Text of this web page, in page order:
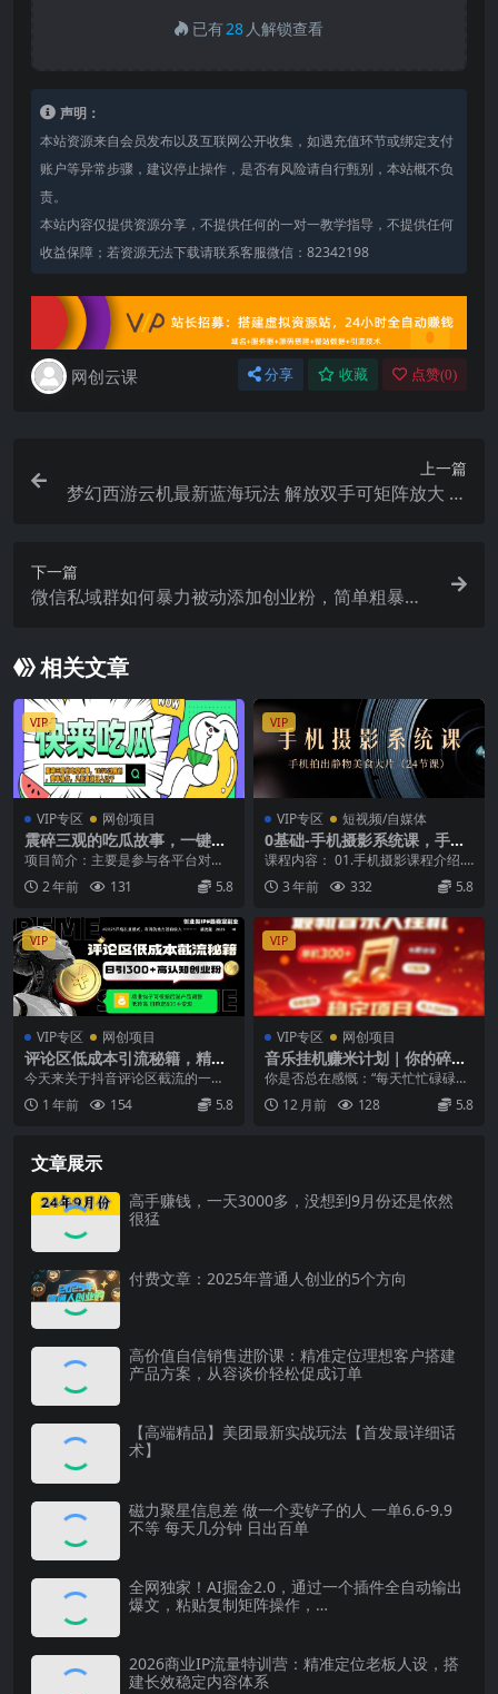
已有28 人解锁查看
声明：
本站资源来自会员发布以及互联网公开收集，如遇充值环节或绑定支付
账户等异常步骤，建议停止操作，是否有风险请自行甄别，本站概不负
责。
本站内容仅提供资源分享，不提供任何的一对一教学指导，不提供任何
收益保障；若资源无法下载请联系客服微信：82342198
网创云课 分享 收藏 点赞(0)
上一篇
梦幻西游云机最新蓝海玩法 解放双手可矩阵放大 轻
下一篇
微信私域群如何暴力被动添加创业粉，简单粗暴，
相关文章
VIP
VIP专区 网创项目
震碎三观的吃瓜故事，一键生
成100%过原创，猎奇八卦赛
道，简单操作日入…
项目简介：主要是参与各平台对创
作者激励的活动，通过发布吸引人
的原创视频获得流量得...
2 年前 131 5.8
VIP
VIP专区 短视频/自媒体
0基础-手机摄影系统课，手机
拍出静物美食大片（24节课）
课程内容： 01.手机摄影课程介绍.
mp4 02.手机拍摄器材介绍.mp4 0
3... 3 年前 332 5.8
VIP
VIP专区 网创项目
评论区低成本引流秘籍，精准
钩子直击用户，单账号日增30
0+创业粉，日稳…
今天来关于抖音评论区截流的一个
25 年最新的方法。那么看过我课程
的人应该都知道...
1 年前 154 5.8
VIP
VIP专区 网创项目
音乐挂机赚米计划｜你的碎片
时间，正在变成「流动的收
益」
你是否总在感慨：“每天忙忙碌碌，
却找不到靠谱的副业？” 上班摸鱼、
午休空隙、通勤...
12 月前 128 5.8
文章展示
高手赚钱，一天3000多，没想到9月份还是依然
很猛
付费文章：2025年普通人创业的5个方向
高价值自信销售进阶课：精准定位理想客户搭建
产品方案，从容谈价轻松促成订单
【高端精品】美团最新实战玩法【首发最详细话
术】
磁力聚星信息差 做一个卖铲子的人 一单6.6-9.9
不等 每天几分钟 日出百单
全网独家！AI掘金2.0，通过一个插件全自动输出
爆文，粘贴复制矩阵操作，…
2026商业IP流量特训营：精准定位老板人设，搭
建长效稳定内容体系